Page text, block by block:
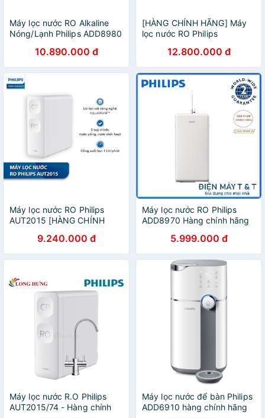
Máy lọc nước RO Alkaline
Nóng/Lạnh Philips ADD8980
10.890.000 đ
[HÀNG CHÍNH HÃNG] Máy
lọc nước RO Philips
12.800.000 đ
Máy lọc nước RO Philips
AUT2015 [HÀNG CHÍNH
9.240.000 đ
Máy lọc nước RO Philips
ADD8970 Hàng chính hãng
5.999.000 đ
Máy lọc nước R.O Philips
AUT2015/74 - Hàng chính
Máy lọc nước để bàn Philips
ADD6910 hàng chính hãng